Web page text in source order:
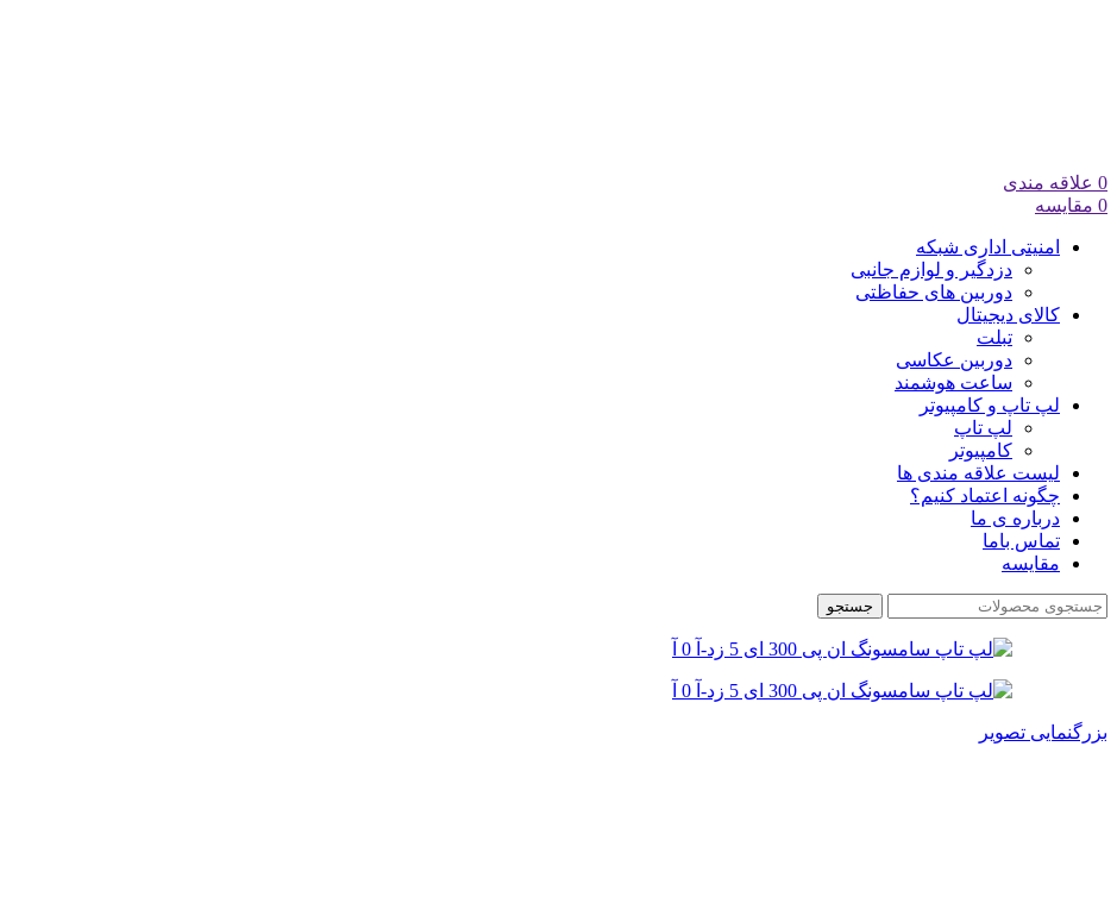
0 علاقه مندی
0 مقایسه
امنیتی اداری شبکه
دزدگیر و لوازم جانبی
دوربین های حفاظتی
کالای دیجیتال
تبلت
دوربین عکاسی
ساعت هوشمند
لپ تاپ و کامپیوتر
لپ تاپ
کامپیوتر
لیست علاقه مندی ها
چگونه اعتماد کنیم؟
درباره ی ما
تماس باما
مقایسه
جستجو
بزرگنمایی تصویر